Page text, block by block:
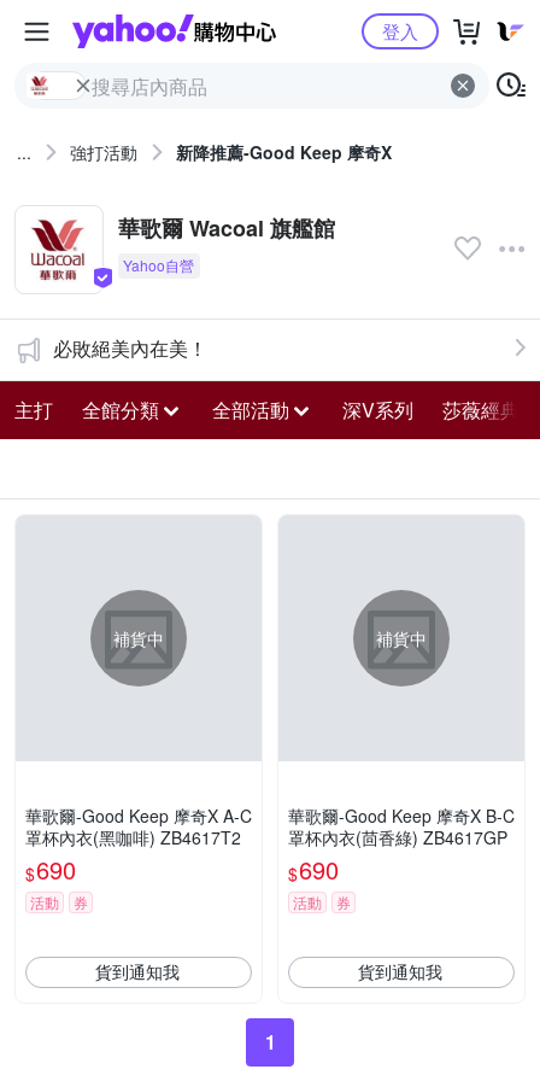
Yahoo購物中心
登入
... 強打活動 新降推薦-Good Keep 摩奇X
華歌爾 Wacoal 旗艦館
必敗絕美內在美！
主打 全館分類 全部活動 深V系列 莎薇經典
補貨中
華歌爾-Good Keep 摩奇X A-C
罩杯內衣(黑咖啡) ZB4617T2
$690
活動 券
貨到通知我
補貨中
華歌爾-Good Keep 摩奇X B-C
罩杯內衣(茴香綠) ZB4617GP
$690
活動 券
貨到通知我
1